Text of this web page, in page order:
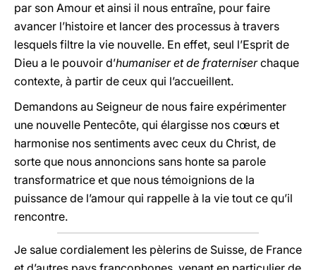
par son Amour et ainsi il nous entraîne, pour faire
avancer l’histoire et lancer des processus à travers
lesquels filtre la vie nouvelle. En effet, seul l’Esprit de
Dieu a le pouvoir d’humaniser et de fraterniserchaque
contexte, à partir de ceux qui l’accueillent.
Demandons au Seigneur de nous faire expérimenter
une nouvelle Pentecôte, qui élargisse nos cœurs et
harmonise nos sentiments avec ceux du Christ, de
sorte que nous annoncions sans honte sa parole
transformatrice et que nous témoignions de la
puissance de l’amour qui rappelle à la vie tout ce qu’il
rencontre.
Je salue cordialement les pèlerins de Suisse, de France